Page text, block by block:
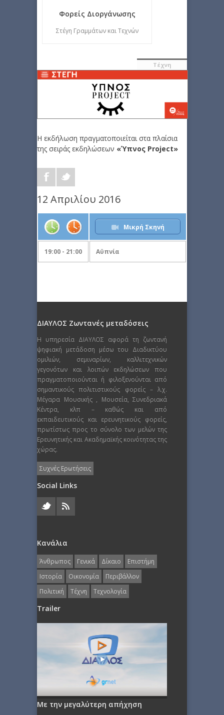
Φορείς Διοργάνωσης
Στέγη Γραμμάτων και Τεχνών
Τέχνη
Η εκδήλωση πραγματοποιείται στα πλαίσια
της σειράς εκδηλώσεων «Ύπνος Project»
12 Απριλίου 2016
Μικρή Σκηνή
19:00 - 21:00 Αϋπνία
ΔΙΑΥΛΟΣ Ζωντανές μεταδόσεις
Η υπηρεσία ΔΙΑΥΛΟΣ αφορά τη ζωντανή
ψηφιακή μετάδοση μέσω του Διαδικτύου
ομιλιών, σεμιναρίων, καλλιτεχνικών
γεγονότων και λοιπών εκδηλώσεων που
πραγματοποιούνται ή φιλοξενούνται από
σημαντικούς πολιτιστικούς φορείς – λ.χ.
Μέγαρα Μουσικής , Μουσεία, Συνεδριακά
Κέντρα, κλπ – καθώς και από
εκπαιδευτικούς και ερευνητικούς φορείς,
πρωτίστως προς το σύνολο των μελών της
Ερευνητικής και Ακαδημαϊκής κοινότητας της
χώρας.
Συχνές Ερωτήσεις
Social Links
Κανάλια
Άνθρωπος Γενικά Δίκαιο
Επιστήμη
Ιστορία
Οικονομία
Περιβάλλον
Πολιτική
Τέχνη Τεχνολογία
Trailer
Με την μεγαλύτερη απήχηση